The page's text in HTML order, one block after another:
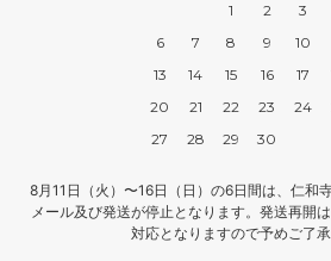
1
2 3
6
7 8 9 10
13
14 15 16 17
20
21 22 23 24
27
28 29 30
8月11日（火）〜16日（日）の6日間は、仁和
メール及び発送が停止となります。発送再開
対応となりますので予めご了承